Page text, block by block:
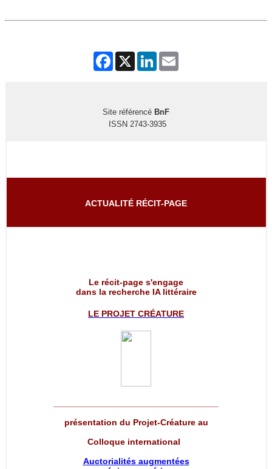
Facebook
X LinkedIn
Site référencé BnF
ISSN 2743-3935
ACTUALITÉ RÉCIT-PAGE
Le récit-page s'engage
dans la recherche IA littéraire
LE PROJET CRÉATURE
présentation du Projet-Créature au
Colloque international
Auctorialités augmentées